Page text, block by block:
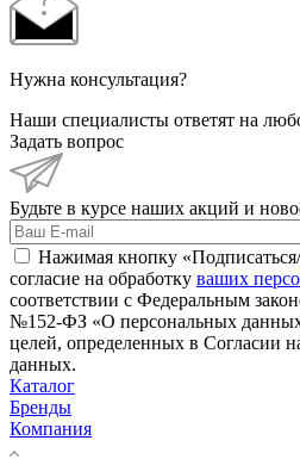
Нужна консультация?
Наши специалисты ответят на
Задать вопрос
Будьте в курсе наших акций и
Нажимая кнопку
согласие на обработку ваших
соответствии с Федеральным
№152-ФЗ «О персональных
целей, определенных в Согласии
данных.
Каталог
Бренды
Компания